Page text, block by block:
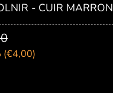
- CUIR MARRON
(€4,00)